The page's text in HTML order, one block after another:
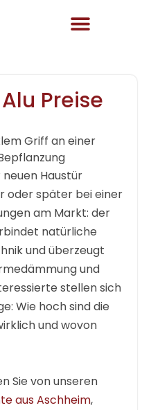
Preise
Haustür
oder später bei einer
am Markt: der
natürliche
und überzeugt
und
stellen sich
Wie hoch sind die
und wovon
Sie von unseren
aus Aschheim,